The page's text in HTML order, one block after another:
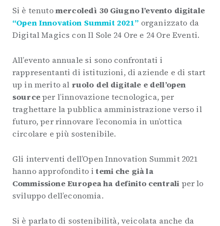
Si è tenutomercoledì 30 Giugno l’evento digitale
“Open Innovation Summit 2021” organizzato da
Digital Magics con Il Sole 24 Ore e 24 Ore Eventi.
All’evento annuale si sono confrontati i
rappresentanti di istituzioni, di aziende e di start
up in merito al ruolo del digitale e dell’open
sourceper l’innovazione tecnologica, per
traghettare la pubblica amministrazione verso il
futuro, per rinnovare l’economia in un’ottica
circolare e più sostenibile.
Gli interventi dell’Open Innovation Summit 2021
hanno approfondito itemi che già la
Commissione Europea ha definito centrali per lo
sviluppo dell’economia.
Si è parlato di sostenibilità, veicolata anche da